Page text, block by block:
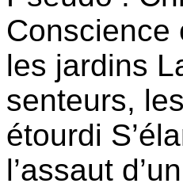
Conscience
les jardins
senteurs,
étourdi
l’assaut